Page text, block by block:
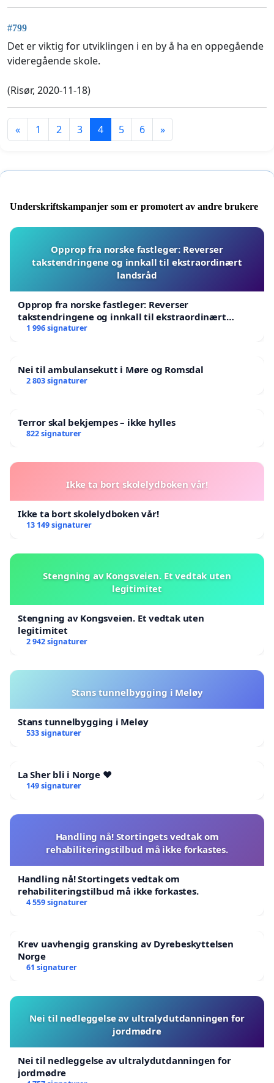
#799
Det er viktig for utviklingen i en by å ha en oppegående
videregående skole.
(Risør, 2020-11-18)
« 1 2 3 4 5 6 »
Underskriftskampanjer som er promotert av andre brukere
Opprop fra norske fastleger: Reverser
takstendringene og innkall til ekstraordinært
landsråd
Opprop fra norske fastleger: Reverser
takstendringene og innkall til ekstraordinært
landsråd
1 996 signaturer
Nei til ambulansekutt i Møre og Romsdal
2 803 signaturer
Terror skal bekjempes – ikke hylles
822 signaturer
Ikke ta bort skolelydboken vår!
Ikke ta bort skolelydboken vår!
13 149 signaturer
Stengning av Kongsveien. Et vedtak uten
legitimitet
Stengning av Kongsveien. Et vedtak uten
legitimitet
2 942 signaturer
Stans tunnelbygging i Meløy
Stans tunnelbygging i Meløy
533 signaturer
La Sher bli i Norge ❤️
149 signaturer
Handling nå! Stortingets vedtak om
rehabiliteringstilbud må ikke forkastes.
Handling nå! Stortingets vedtak om
rehabiliteringstilbud må ikke forkastes.
4 559 signaturer
Krev uavhengig gransking av Dyrebeskyttelsen
Norge
61 signaturer
Nei til nedleggelse av ultralydutdanningen for
jordmødre
Nei til nedleggelse av ultralydutdanningen for
jordmødre